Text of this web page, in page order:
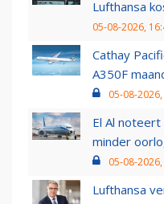
Lufthansa
05-08-2026,
Cathay
A350F
05-08-
El Al
minder
05-08-
Lufthansa